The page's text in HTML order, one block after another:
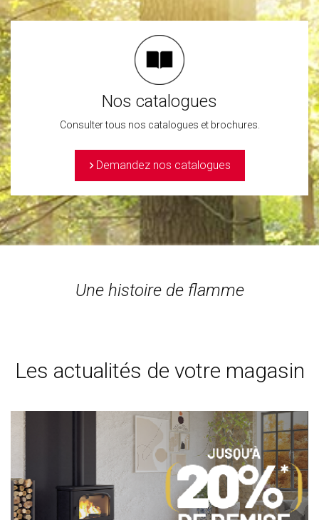
Nos catalogues
Consulter tous nos catalogues et brochures.
> Demandez nos catalogues
Une histoire de flamme
Les actualités de votre magasin